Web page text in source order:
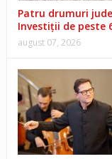
Patru drumuri
Investiții de peste
august 07, 2026